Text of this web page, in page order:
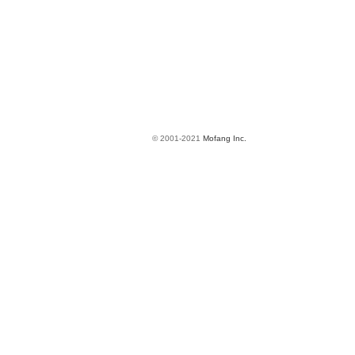
© 2001-2021 Mofang Inc.